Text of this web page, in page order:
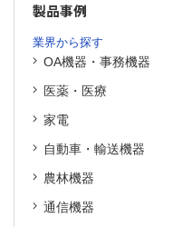
製品事例
業界から探す
OA機器・事務機器
医薬・医療
家電
自動車・輸送機器
農林機器
通信機器